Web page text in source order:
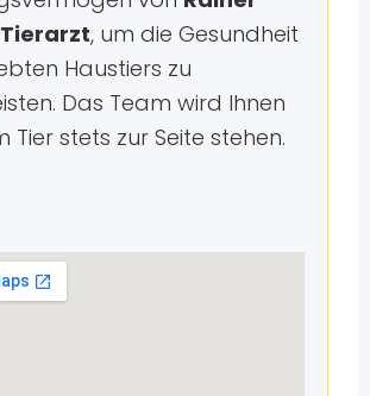
, um die Gesundheit
Haustiers zu
Das Team wird Ihnen
Tier stets zur Seite stehen.